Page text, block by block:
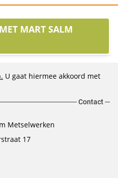
MART SALM
U gaat hiermee akkoord met
Contact
Metselwerken
17